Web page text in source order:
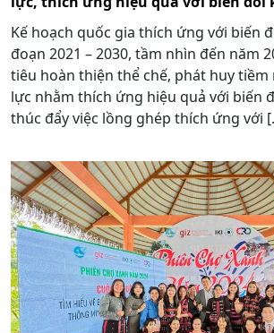
Kế hoạch quốc gia thích ứng với biến
đoạn 2021 – 2030, tầm nhìn đến năm
tiêu hoàn thiện thể chế, phát huy tiềm
lực nhằm thích ứng hiệu quả với biến
thúc đẩy việc lồng ghép thích ứng với